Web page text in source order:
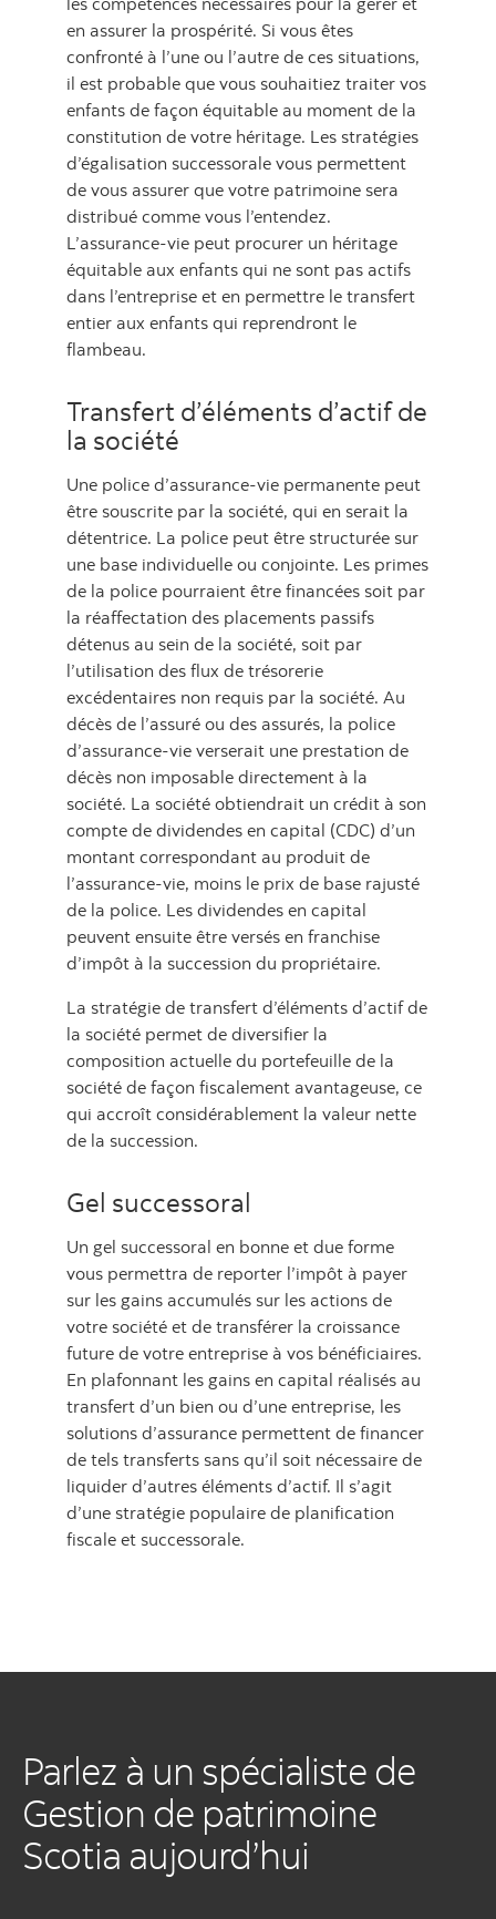
en assurer la prospérité. Si vous êtes
confronté à l’une ou l’autre de ces situations,
il est probable que vous souhaitiez traiter vos
enfants de façon équitable au moment de la
constitution de votre héritage. Les stratégies
d’égalisation successorale vous permettent
de vous assurer que votre patrimoine sera
distribué comme vous l’entendez.
L’assurance-vie peut procurer un héritage
équitable aux enfants qui ne sont pas actifs
dans l’entreprise et en permettre le transfert
entier aux enfants qui reprendront le
flambeau.
Transfert d’éléments d’actif de
la société
Une police d’assurance-vie permanente peut
être souscrite par la société, qui en serait la
détentrice. La police peut être structurée sur
une base individuelle ou conjointe. Les primes
de la police pourraient être financées soit par
la réaffectation des placements passifs
détenus au sein de la société, soit par
l’utilisation des flux de trésorerie
excédentaires non requis par la société. Au
décès de l’assuré ou des assurés, la police
d’assurance-vie verserait une prestation de
décès non imposable directement à la
société. La société obtiendrait un crédit à son
compte de dividendes en capital (CDC) d’un
montant correspondant au produit de
l’assurance-vie, moins le prix de base rajusté
de la police. Les dividendes en capital
peuvent ensuite être versés en franchise
d’impôt à la succession du propriétaire.
La stratégie de transfert d’éléments d’actif de
la société permet de diversifier la
composition actuelle du portefeuille de la
société de façon fiscalement avantageuse, ce
qui accroît considérablement la valeur nette
de la succession.
Gel successoral
Un gel successoral en bonne et due forme
vous permettra de reporter l’impôt à payer
sur les gains accumulés sur les actions de
votre société et de transférer la croissance
future de votre entreprise à vos bénéficiaires.
En plafonnant les gains en capital réalisés au
transfert d’un bien ou d’une entreprise, les
solutions d’assurance permettent de financer
de tels transferts sans qu’il soit nécessaire de
liquider d’autres éléments d’actif. Il s’agit
d’une stratégie populaire de planification
fiscale et successorale.
Parlez à un spécialiste de
Gestion de patrimoine
Scotia aujourd’hui